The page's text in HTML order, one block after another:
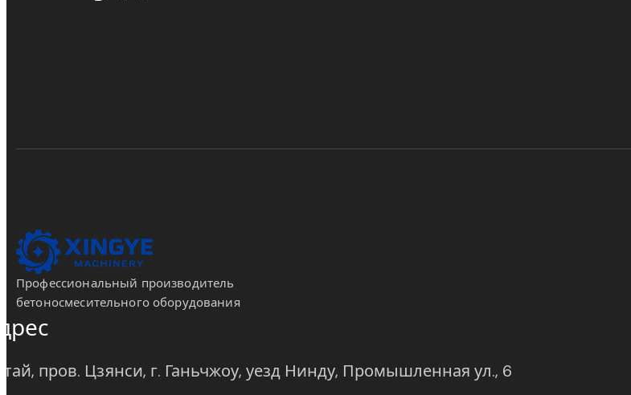
Профессиональный производитель
бетоносмесительного оборудования
пров. Цзянси, г. Ганьчжоу, уезд Нинду, Промышленная ул., 6